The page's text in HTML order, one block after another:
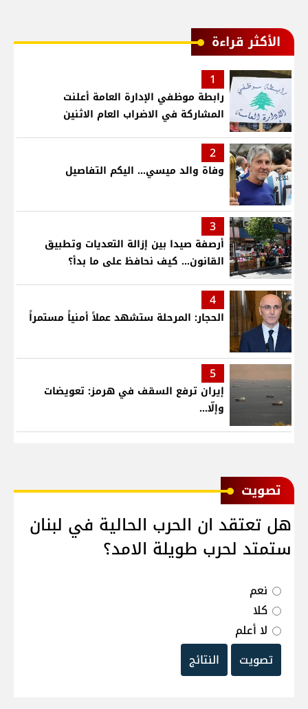
الأكثر قراءة
1
رابطة موظفي الإدارة العامة أعلنت
المشاركة في الاضراب العام الاثنين
2
وفاة والد ميسي... اليكم التفاصيل
3
أرصفة صيدا بين إزالة التعديات وتطبيق
القانون... كيف نحافظ على ما بدأ؟
4
الحجار: المرحلة ستشهد عملاً أمنياً مستمراً
5
إيران ترفع السقف في هرمز: تعويضات
وإلّا...
ﺗﺼﻮﻳﺖ
هل تعتقد ان الحرب الحالية في لبنان
ستمتد لحرب طويلة الامد؟
نعم
كلا
لا أعلم
تصويت
النتائج